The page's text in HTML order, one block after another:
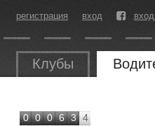
регистрация вход
Клубы
0 0 0 6 3 4